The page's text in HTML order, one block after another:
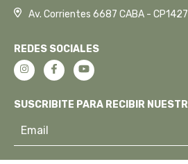
Av. Corrientes 6687 CABA - CP1427
REDES SOCIALES
SUSCRIBITE PARA RECIBIR